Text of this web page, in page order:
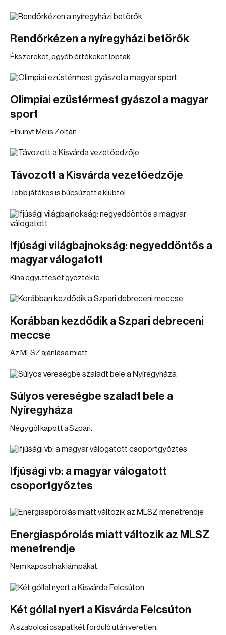
Rendőrkézen a nyíregyházi betörők
Ékszereket, egyéb értékeket loptak.
Olimpiai ezüstérmest gyászol a magyar
sport
Elhunyt Melis Zoltán.
Távozott a Kisvárda vezetőedzője
Több játékos is búcsúzott a klubtól.
Ifjúsági világbajnokság: negyeddöntős a
magyar válogatott
Kína együttesét győzték le.
Korábban kezdődik a Szpari debreceni
meccse
Az MLSZ ajánlása miatt.
Súlyos vereségbe szaladt bele a
Nyíregyháza
Négy gól kapott a Szpari.
Ifjúsági vb: a magyar válogatott
csoportgyőztes
Energiaspórolás miatt változik az MLSZ
menetrendje
Nem kapcsolnak lámpákat.
Két góllal nyert a Kisvárda Felcsúton
A szabolcsi csapat két forduló után veretlen.